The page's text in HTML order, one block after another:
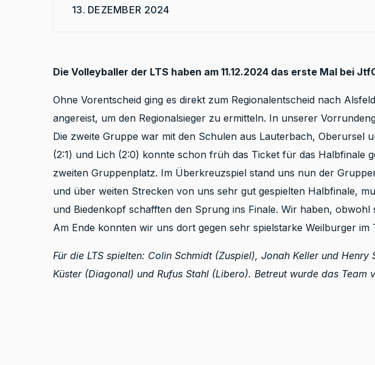
13. DEZEMBER 2024
Die Volleyballer der LTS haben am 11.12.2024 das erste Mal bei
Ohne Vorentscheid ging es direkt zum Regionalentscheid nach
angereist, um den Regionalsieger zu ermitteln. In unserer
Die zweite Gruppe war mit den Schulen aus Lauterbach, Oberursel
(2:1) und Lich (2:0) konnte schon früh das Ticket für das Halbfinale
zweiten Gruppenplatz. Im Überkreuzspiel stand uns nun der
und über weiten Strecken von uns sehr gut gespielten Halbfinale,
und Biedenkopf schafften den Sprung ins Finale. Wir haben,
Am Ende konnten wir uns dort gegen sehr spielstarke Weilburger
Für die LTS spielten: Colin Schmidt (Zuspiel), Jonah Keller und
Küster (Diagonal) und Rufus Stahl (Libero). Betreut wurde das Team